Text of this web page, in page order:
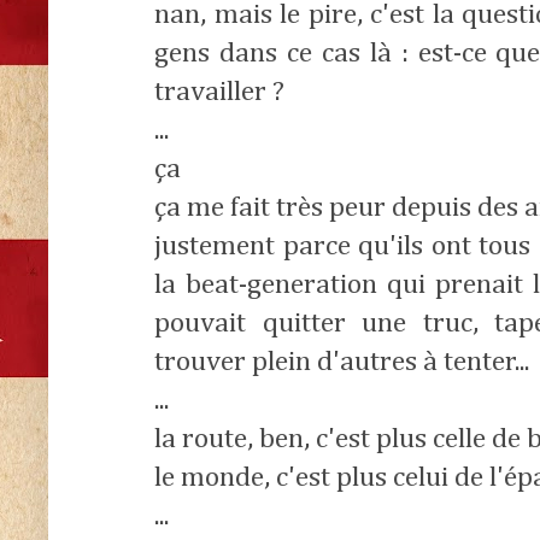
nan, mais le pire, c'est la
gens dans ce cas là : est-ce
travailler ?
...
ça
ça me fait très peur depuis des
justement parce qu'ils ont tous
la beat-generation qui prenait
pouvait quitter une truc,
trouver plein d'autres à tenter...
...
la route, ben, c'est plus celle de
le monde, c'est plus celui de
...